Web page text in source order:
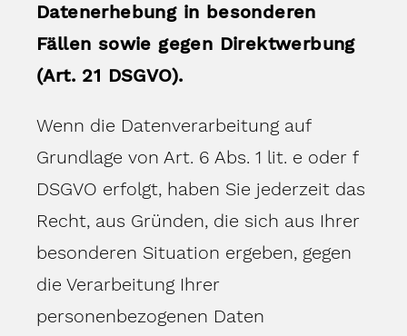
Datenerhebung in besonderen
Fällen sowie gegen Direktwerbung
(Art. 21 DSGVO).
Wenn die Datenverarbeitung auf
Grundlage von Art. 6 Abs. 1 lit. e oder f
DSGVO erfolgt, haben Sie jederzeit das
Recht, aus Gründen, die sich aus Ihrer
besonderen Situation ergeben, gegen
die Verarbeitung Ihrer
personenbezogenen Daten